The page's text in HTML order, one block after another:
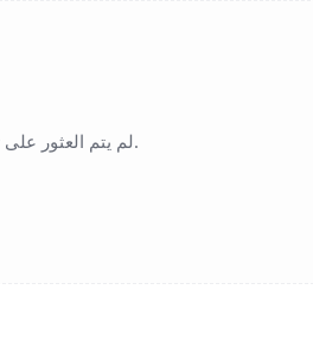
لم يتم العثور على تجارب. جرّب تغيير الفلاتر أو عد لاحقًا.